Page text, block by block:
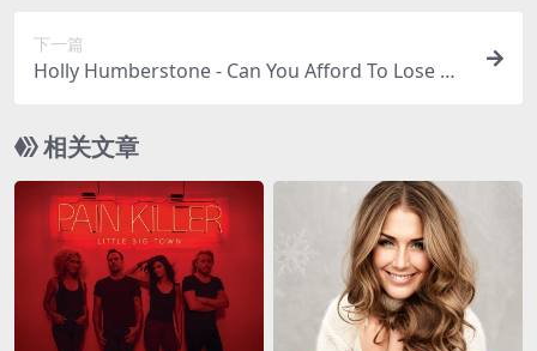
下一篇
Holly Humberstone - Can You Afford To Lose M
kHz)
相关文章